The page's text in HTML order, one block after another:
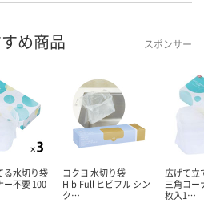
め商品 スポンサー
る水切り袋
ー不要 100
コクヨ 水切り袋
HibiFull ヒビフル シン
ク…
広げて立
三角コー
枚入1…